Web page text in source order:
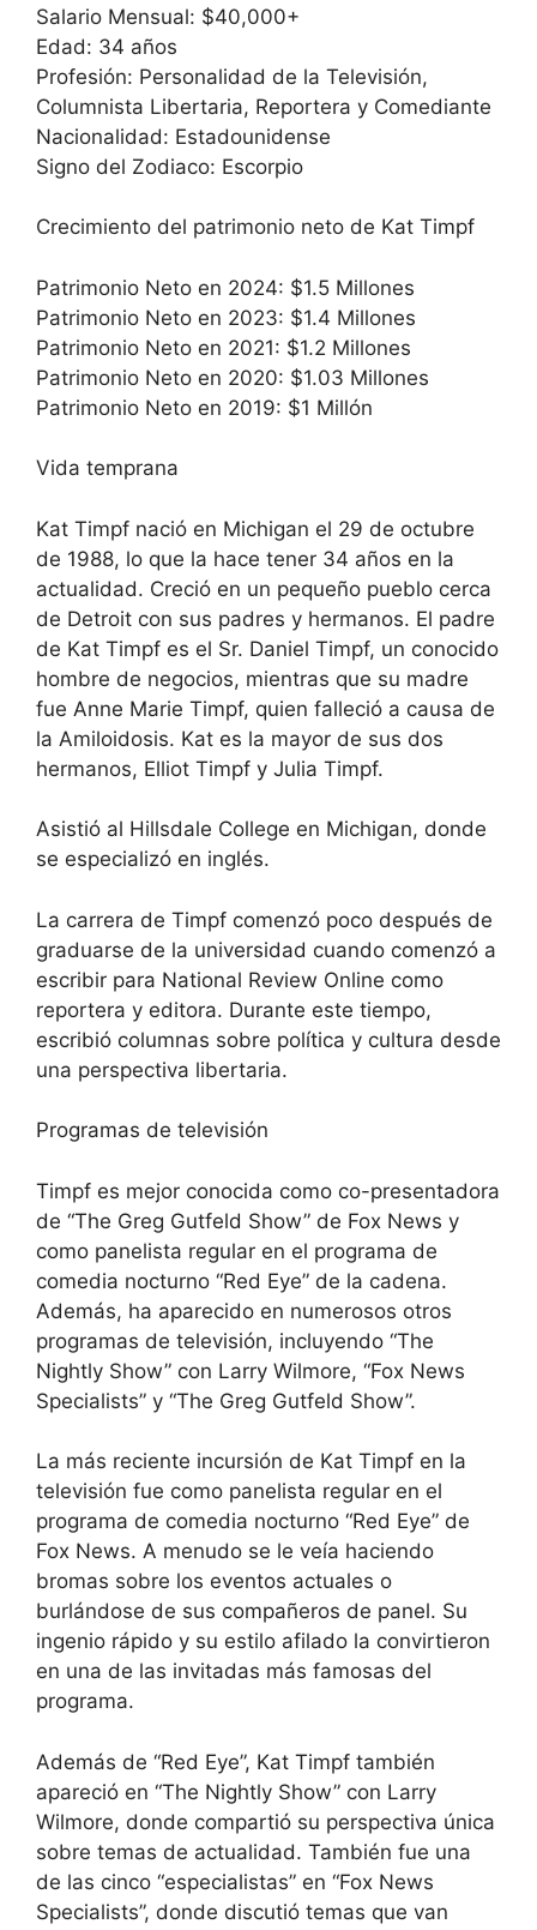
Salario Mensual: $40,000+
Edad: 34 años
Profesión: Personalidad de la Televisión,
Columnista Libertaria, Reportera y Comediante
Nacionalidad: Estadounidense
Signo del Zodiaco: Escorpio
Crecimiento del patrimonio neto de Kat Timpf
Patrimonio Neto en 2024: $1.5 Millones
Patrimonio Neto en 2023: $1.4 Millones
Patrimonio Neto en 2021: $1.2 Millones
Patrimonio Neto en 2020: $1.03 Millones
Patrimonio Neto en 2019: $1 Millón
Vida temprana
Kat Timpf nació en Michigan el 29 de octubre
de 1988, lo que la hace tener 34 años en la
actualidad. Creció en un pequeño pueblo cerca
de Detroit con sus padres y hermanos. El padre
de Kat Timpf es el Sr. Daniel Timpf, un conocido
hombre de negocios, mientras que su madre
fue Anne Marie Timpf, quien falleció a causa de
la Amiloidosis. Kat es la mayor de sus dos
hermanos, Elliot Timpf y Julia Timpf.
Asistió al Hillsdale College en Michigan, donde
se especializó en inglés.
La carrera de Timpf comenzó poco después de
graduarse de la universidad cuando comenzó a
escribir para National Review Online como
reportera y editora. Durante este tiempo,
escribió columnas sobre política y cultura desde
una perspectiva libertaria.
Programas de televisión
Timpf es mejor conocida como co-presentadora
de “The Greg Gutfeld Show” de Fox News y
como panelista regular en el programa de
comedia nocturno “Red Eye” de la cadena.
Además, ha aparecido en numerosos otros
programas de televisión, incluyendo “The
Nightly Show” con Larry Wilmore, “Fox News
Specialists” y “The Greg Gutfeld Show”.
La más reciente incursión de Kat Timpf en la
televisión fue como panelista regular en el
programa de comedia nocturno “Red Eye” de
Fox News. A menudo se le veía haciendo
bromas sobre los eventos actuales o
burlándose de sus compañeros de panel. Su
ingenio rápido y su estilo afilado la convirtieron
en una de las invitadas más famosas del
programa.
Además de “Red Eye”, Kat Timpf también
apareció en “The Nightly Show” con Larry
Wilmore, donde compartió su perspectiva única
sobre temas de actualidad. También fue una
de las cinco “especialistas” en “Fox News
Specialists”, donde discutió temas que van